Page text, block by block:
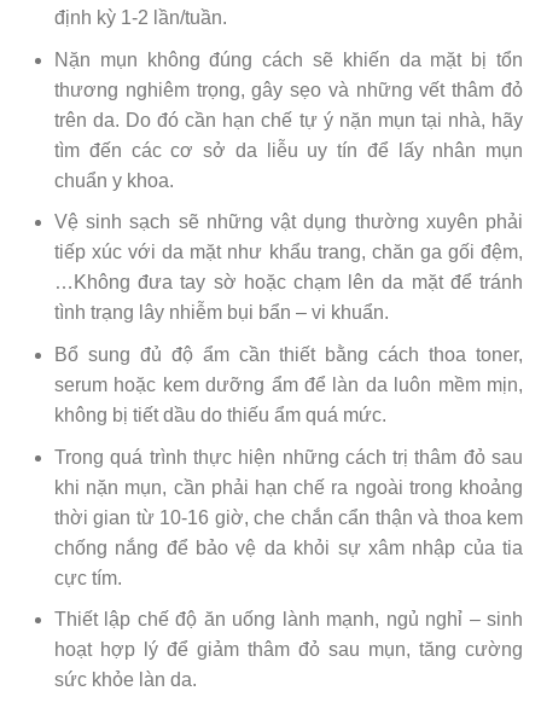
định kỳ 1-2 lần/tuần.
Nặn mụn không đúng cách sẽ khiến da mặt bị tổn
thương nghiêm trọng, gây sẹo và những vết thâm đỏ
trên da. Do đó cần hạn chế tự ý nặn mụn tại nhà, hãy
tìm đến các cơ sở da liễu uy tín để lấy nhân mụn
chuẩn y khoa.
Vệ sinh sạch sẽ những vật dụng thường xuyên phải
tiếp xúc với da mặt như khẩu trang, chăn ga gối đệm,
…Không đưa tay sờ hoặc chạm lên da mặt để tránh
tình trạng lây nhiễm bụi bẩn – vi khuẩn.
Bổ sung đủ độ ẩm cần thiết bằng cách thoa toner,
serum hoặc kem dưỡng ẩm để làn da luôn mềm mịn,
không bị tiết dầu do thiếu ẩm quá mức.
Trong quá trình thực hiện những cách trị thâm đỏ sau
khi nặn mụn, cần phải hạn chế ra ngoài trong khoảng
thời gian từ 10-16 giờ, che chắn cẩn thận và thoa kem
chống nắng để bảo vệ da khỏi sự xâm nhập của tia
cực tím.
Thiết lập chế độ ăn uống lành mạnh, ngủ nghỉ – sinh
hoạt hợp lý để giảm thâm đỏ sau mụn, tăng cường
sức khỏe làn da.